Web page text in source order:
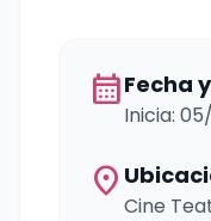
calendar_monthFecha
Inicia:
location_on
Cine